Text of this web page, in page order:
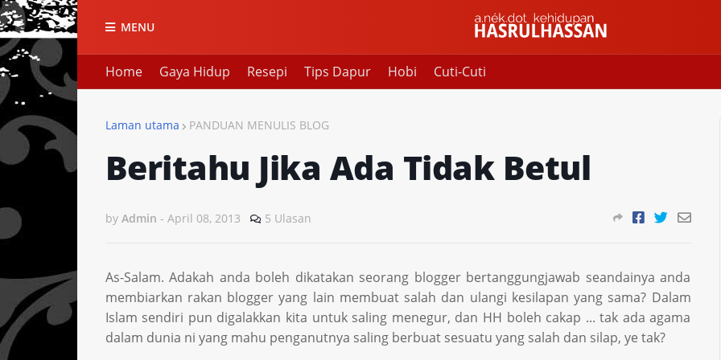
MENU
Home Gaya Hidup Resepi Tips Dapur Hobi Cuti-Cuti
Laman utama PANDUAN MENULIS BLOG
Beritahu Jika Ada Tidak Betul
by Admin - April 08, 2013 5 Ulasan
As-Salam. Adakah anda boleh dikatakan seorang blogger bertanggungjawab seandainya anda
membiarkan rakan blogger yang lain membuat salah dan ulangi kesilapan yang sama? Dalam
Islam sendiri pun digalakkan kita untuk saling menegur, dan HH boleh cakap ... tak ada agama
dalam dunia ni yang mahu penganutnya saling berbuat sesuatu yang salah dan silap, ye tak?